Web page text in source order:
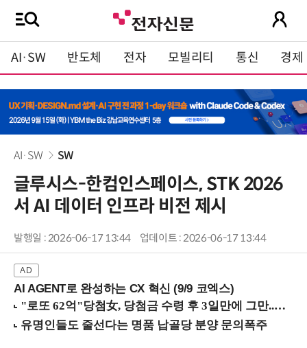
AI·SW 반도체 전자 모빌리티 통신 경제
AI·SW SW
글루시스-한컴인스페이스, STK 2026
서 AI 데이터 인프라 비전 제시
발행일 : 2026-06-17 13:44 업데이트 : 2026-06-17 13:44
AI AGENT로 완성하는 CX 혁신 (9/9 코엑스)